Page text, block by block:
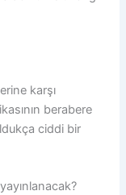
karşı
berabere
ciddi bir